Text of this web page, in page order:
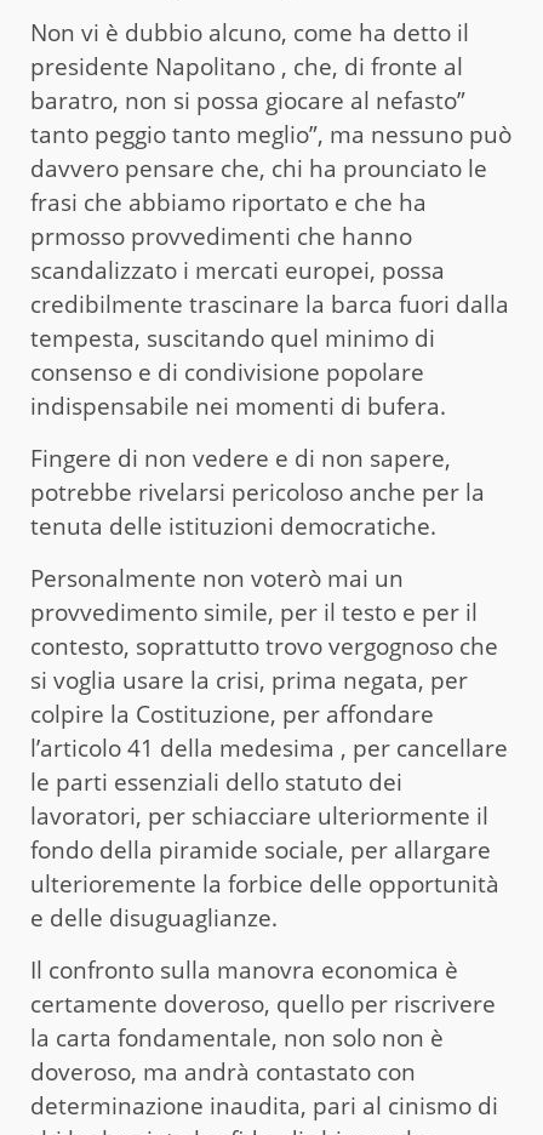
Non vi è dubbio alcuno, come ha detto il
presidente Napolitano , che, di fronte al
baratro, non si possa giocare al nefasto”
tanto peggio tanto meglio”, ma nessuno può
davvero pensare che, chi ha prounciato le
frasi che abbiamo riportato e che ha
prmosso provvedimenti che hanno
scandalizzato i mercati europei, possa
credibilmente trascinare la barca fuori dalla
tempesta, suscitando quel minimo di
consenso e di condivisione popolare
indispensabile nei momenti di bufera.
Fingere di non vedere e di non sapere,
potrebbe rivelarsi pericoloso anche per la
tenuta delle istituzioni democratiche.
Personalmente non voterò mai un
provvedimento simile, per il testo e per il
contesto, soprattutto trovo vergognoso che
si voglia usare la crisi, prima negata, per
colpire la Costituzione, per affondare
l’articolo 41 della medesima , per cancellare
le parti essenziali dello statuto dei
lavoratori, per schiacciare ulteriormente il
fondo della piramide sociale, per allargare
ulterioremente la forbice delle opportunità
e delle disuguaglianze.
Il confronto sulla manovra economica è
certamente doveroso, quello per riscrivere
la carta fondamentale, non solo non è
doveroso, ma andrà contastato con
determinazione inaudita, pari al cinismo di